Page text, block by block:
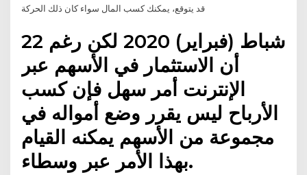
22 شباط (فبراير) 2020 لكن رغم
أن الاستثمار في الأسهم عبر
الإنترنت أمر سهل فإن كسب
الأرباح ليس يقرر وضع أمواله في
مجموعة من الأسهم يمكنه القيام
بهذا الأمر عبر وسطاء.